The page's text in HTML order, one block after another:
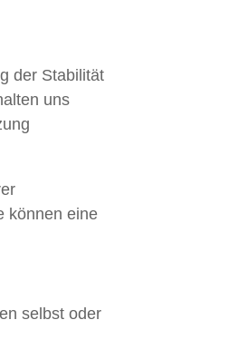
der Stabilität
uns
können eine
selbst oder